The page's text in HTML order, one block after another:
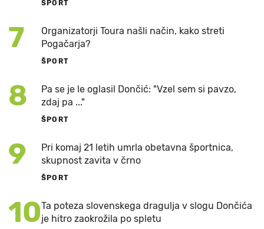
ŠPORT
7
Organizatorji Toura našli način, kako streti
Pogačarja?
ŠPORT
8
Pa se je le oglasil Dončić: "Vzel sem si pavzo,
zdaj pa ..."
ŠPORT
9
Pri komaj 21 letih umrla obetavna športnica,
skupnost zavita v črno
ŠPORT
10Ta poteza slovenskega dragulja v slogu Dončića
je hitro zaokrožila po spletu